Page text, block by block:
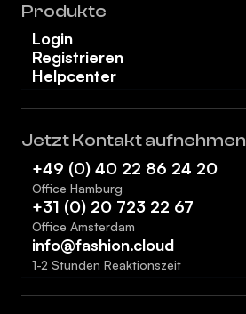
Produkte
Login
Registrieren
Helpcenter
Jetzt Kontakt aufnehmen
+49 (0) 40 22 86 24 20
Office Hamburg
+31 (0) 20 723 22 67
Office Amsterdam
info@fashion.cloud
1-2 Stunden Reaktionszeit